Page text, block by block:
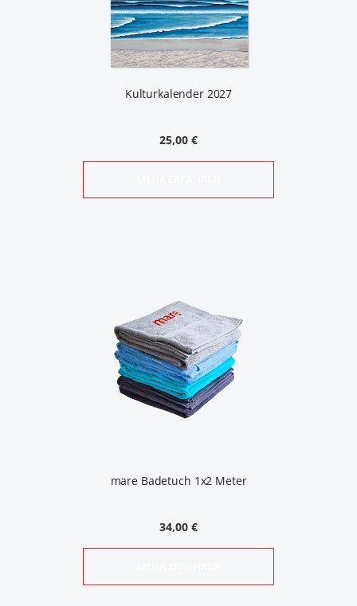
Kulturkalender 2027
25,00 €
mare Badetuch 1x2 Meter
34,00 €